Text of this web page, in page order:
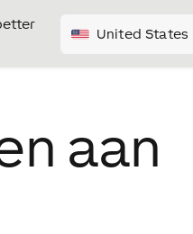
United States
aan